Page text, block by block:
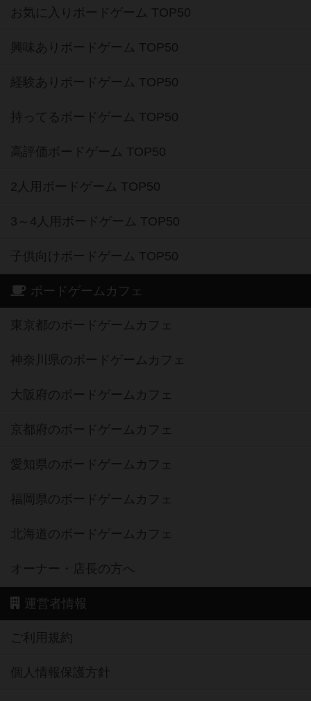
お気に入りボードゲーム TOP50
興味ありボードゲーム TOP50
経験ありボードゲーム TOP50
持ってるボードゲーム TOP50
高評価ボードゲーム TOP50
2人用ボードゲーム TOP50
3～4人用ボードゲーム TOP50
子供向けボードゲーム TOP50
ボードゲームカフェ
東京都のボードゲームカフェ
神奈川県のボードゲームカフェ
大阪府のボードゲームカフェ
京都府のボードゲームカフェ
愛知県のボードゲームカフェ
福岡県のボードゲームカフェ
北海道のボードゲームカフェ
オーナー・店長の方へ
運営者情報
ご利用規約
個人情報保護方針